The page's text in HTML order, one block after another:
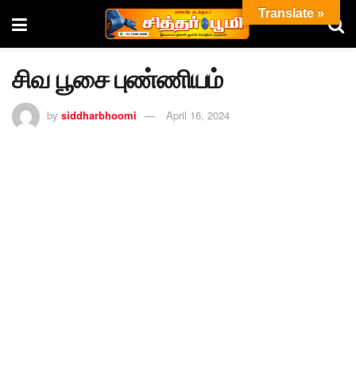
சிவ பூசை புண்ணியம்
by siddharbhoomi April 16, 2024
Translate »